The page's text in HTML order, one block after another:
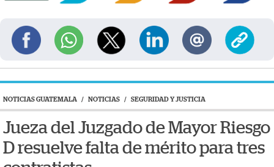
NOTICIAS GUATEMALA / NOTICIAS / SEGURIDAD Y JUSTICIA
Jueza del Juzgado de Mayor Riesgo
D resuelve falta de mérito para tres